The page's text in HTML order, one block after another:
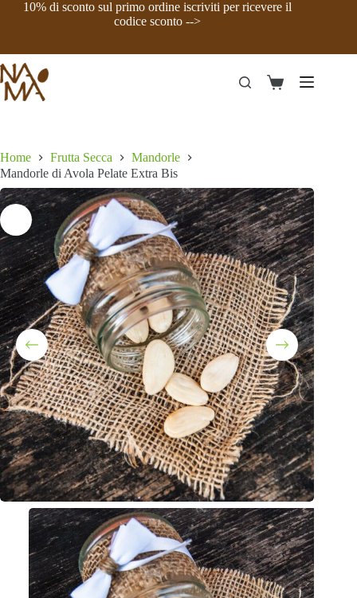
10,50
a
35,40 €
Scegli
Questo
possono
essere
scelte
nella
pagina
del
prodotto
10% di sconto sul primo ordine iscriviti per ricevere il
codice sconto -->
Carrello
Home Frutta Secca
Mandorle
Mandorle di Avola Pelate Extra Bis